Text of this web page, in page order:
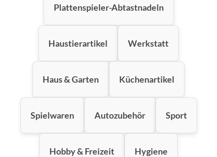
Plattenspieler-Abtastnadeln
Haustierartikel Werkstatt
Haus & Garten Küchenartikel
Spielwaren Autozubehör Sport
Hobby & Freizeit Hygiene